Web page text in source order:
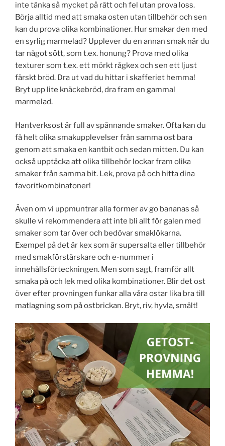
inte tänka så mycket på rätt och fel utan prova loss.
Börja alltid med att smaka osten utan tillbehör och sen
kan du prova olika kombinationer. Hur smakar den med
en syrlig marmelad? Upplever du en annan smak när du
tar något sött, som t.ex. honung? Prova med olika
texturer som t.ex. ett mörkt rågkex och sen ett ljust
färskt bröd. Dra ut vad du hittar i skafferiet hemma!
Bryt upp lite knäckebröd, dra fram en gammal
marmelad.
Hantverksost är full av spännande smaker. Ofta kan du
få helt olika smakupplevelser från samma ost bara
genom att smaka en kantbit och sedan mitten. Du kan
också upptäcka att olika tillbehör lockar fram olika
smaker från samma bit. Lek, prova på och hitta dina
favoritkombinatoner!
Även om vi uppmuntrar alla former av go bananas så
skulle vi rekommendera att inte bli allt för galen med
smaker som tar över och bedövar smaklökarna.
Exempel på det är kex som är supersalta eller tillbehör
med smakförstärskare och e-nummer i
innehållsförteckningen. Men som sagt, framför allt
smaka på och lek med olika kombinationer. Blir det ost
över efter provningen funkar alla våra ostar lika bra till
matlagning som på ostbrickan. Bryt, riv, hyvla, smält!